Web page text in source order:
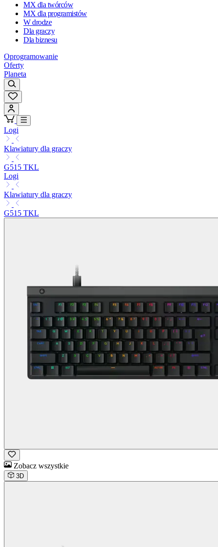
MX dla twórców
MX dla programistów
W drodze
Dla graczy
Dla biznesu
Oprogramowanie
Oferty
Planeta
Logi
Klawiatury dla graczy
G515 TKL
Logi
Klawiatury dla graczy
G515 TKL
Zobacz wszystkie
3D